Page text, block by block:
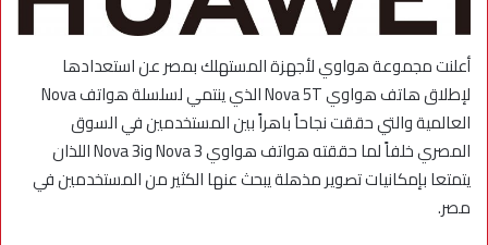
أعلنت مجموعة هواوي لأجهزة المستهلك بمصر عن استعدادها
لإطلاق هاتف هواوي Nova 5T الذي ينتمي لسلسلة هواتف Nova
العالمية والتي حققت نجاحاً باهراً بين المستخدمين في السوق
المصري خلفاً لما حققته هواتف هواوي Nova 3 وNova 3i اللذان
يتمتعا بإمكانيات تصوير مذهلة يبحث عنها الكثير من المستخدمين في
مصر.